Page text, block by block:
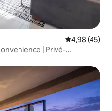
Gemiddelde
4,98 (45)
| Privé-